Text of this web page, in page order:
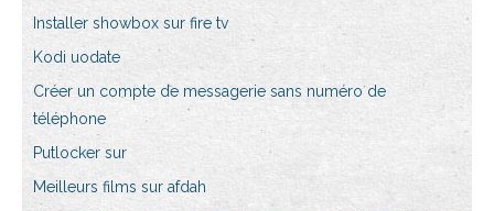
Installer showbox sur fire tv
Kodi uodate
Créer un compte de messagerie sans numéro de
téléphone
Putlocker sur
Meilleurs films sur afdah